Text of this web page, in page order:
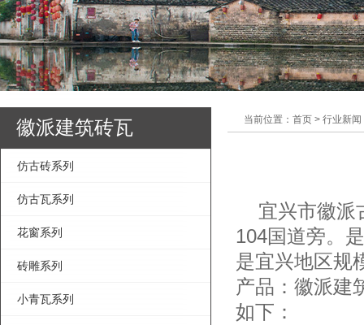
徽派建筑砖瓦
仿古砖系列
仿古瓦系列
花窗系列
砖雕系列
小青瓦系列
当前位置：首页 > 行业新闻
宜兴市徽派
104国道旁。
是宜兴地区规
产品：徽派建
如下：